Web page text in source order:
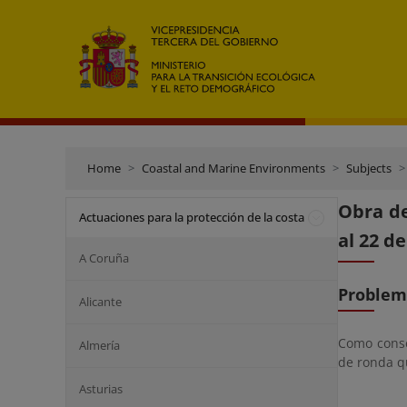
Home Coastal and Marine Environments Subjects
Actuaciones para la protección de la costa
A Coruña
Alicante
Almería
Asturias
Obra
al 22
Como
de ronda